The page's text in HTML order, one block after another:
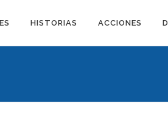
HISTORIAS ACCIONES